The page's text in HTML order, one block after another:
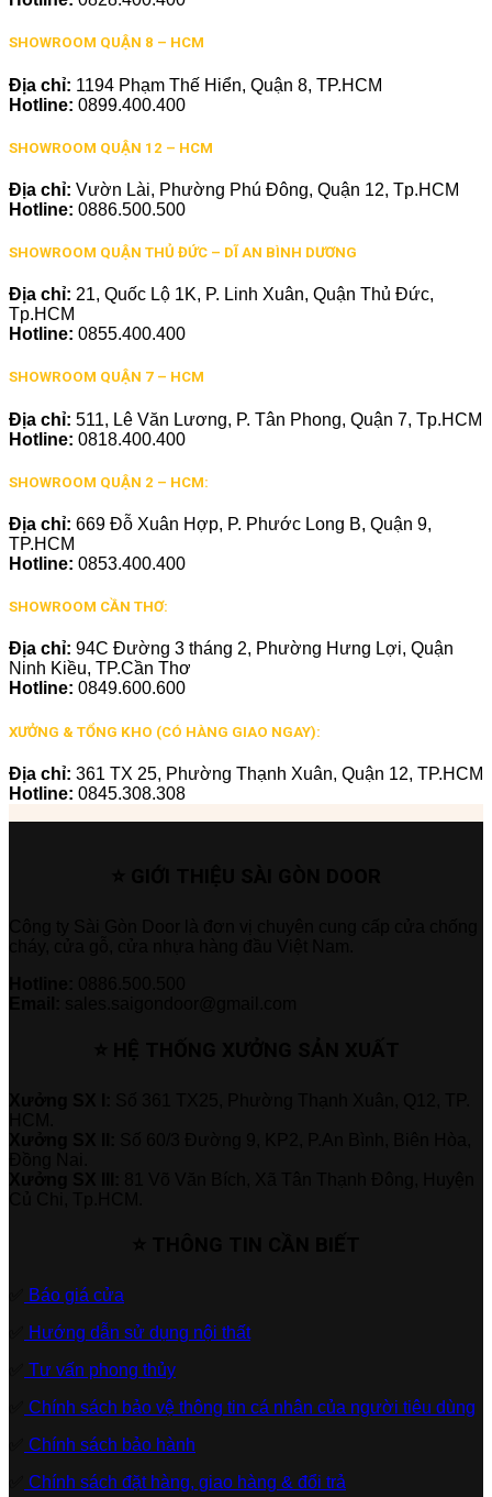
SHOWROOM QUẬN 8 – HCM
Địa chỉ: 1194 Phạm Thế Hiển, Quận 8, TP.HCM
Hotline: 0899.400.400
SHOWROOM QUẬN 12 – HCM
Địa chỉ: Vườn Lài, Phường Phú Đông, Quận 12, Tp.HCM
Hotline: 0886.500.500
SHOWROOM QUẬN THỦ ĐỨC – DĨ AN BÌNH DƯƠNG
Địa chỉ: 21, Quốc Lộ 1K, P. Linh Xuân, Quận Thủ Đức,
Tp.HCM
Hotline: 0855.400.400
SHOWROOM QUẬN 7 – HCM
Địa chỉ: 511, Lê Văn Lương, P. Tân Phong, Quận 7, Tp.HCM
Hotline: 0818.400.400
SHOWROOM QUẬN 2 – HCM:
Địa chỉ: 669 Đỗ Xuân Hợp, P. Phước Long B, Quận 9,
TP.HCM
Hotline: 0853.400.400
SHOWROOM CẦN THƠ:
Địa chỉ: 94C Đường 3 tháng 2, Phường Hưng Lợi, Quận
Ninh Kiều, TP.Cần Thơ
Hotline: 0849.600.600
XƯỞNG & TỔNG KHO (CÓ HÀNG GIAO NGAY):
Địa chỉ: 361 TX 25, Phường Thạnh Xuân, Quận 12, TP.HCM
Hotline: 0845.308.308
Báo giá cửa
Hướng dẫn sử dụng nội thất
Tư vấn phong thủy
Chính sách bảo vệ thông tin cá nhân của người tiêu dùng
Chính sách bảo hành
Chính sách đặt hàng, giao hàng & đổi trả